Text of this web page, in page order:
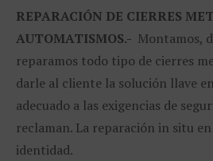
REPARACIÓN DE CIERRES
AUTOMATISMOS.- Montamos,
reparamos todo tipo de cierres
darle al cliente la solución llave
adecuado a las exigencias de
reclaman. La reparación in situ
identidad.